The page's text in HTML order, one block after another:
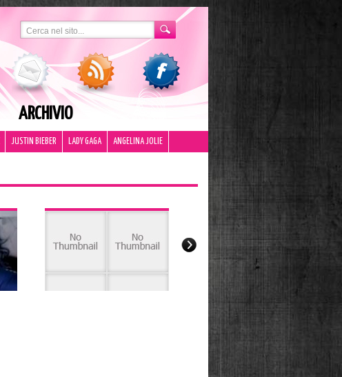
ARCHIVIO
JUSTIN BIEBER LADY GAGA ANGELINA JOLIE